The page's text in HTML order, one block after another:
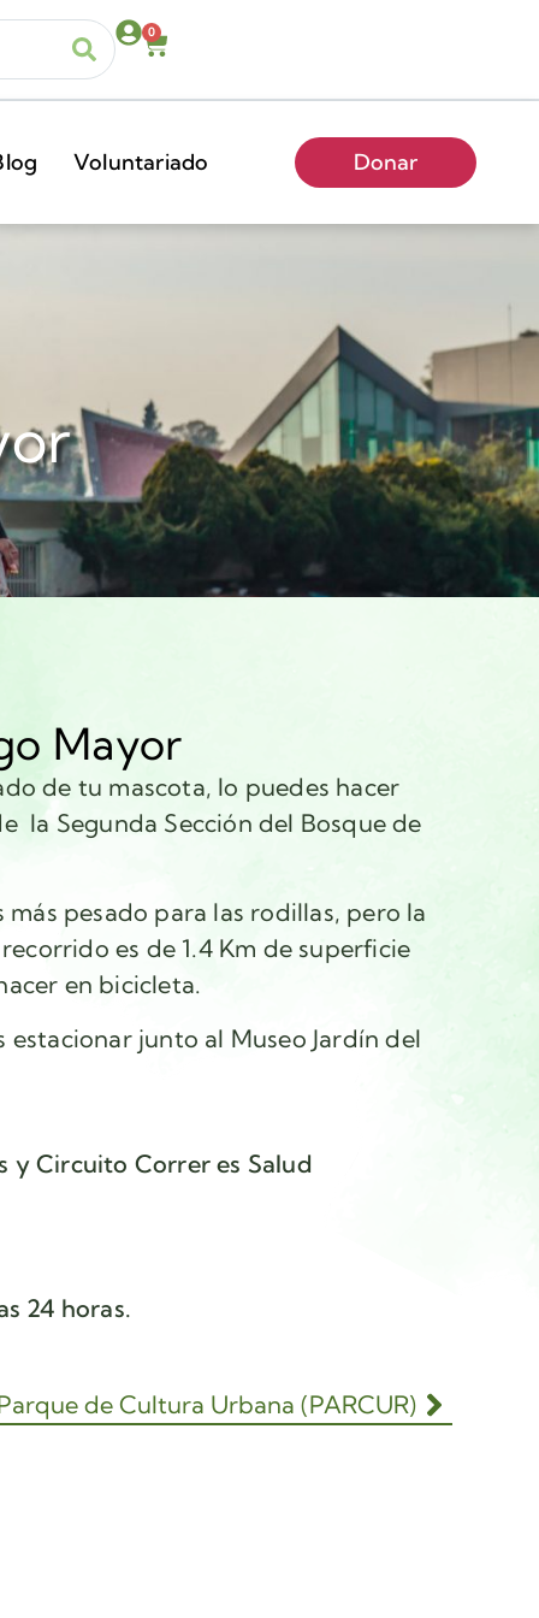
0
Voluntariado Donar
Mayor
de tu mascota, lo puedes hacer
la Segunda Sección del Bosque de
más pesado para las rodillas, pero la
es de 1.4 Km de superficie
en bicicleta.
junto al Museo Jardín del
y Circuito Correr es Salud
24 horas.
de Cultura Urbana (PARCUR)